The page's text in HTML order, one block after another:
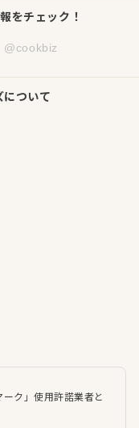
をチェック！
@cookbiz
について
ク」使用許諾業者と